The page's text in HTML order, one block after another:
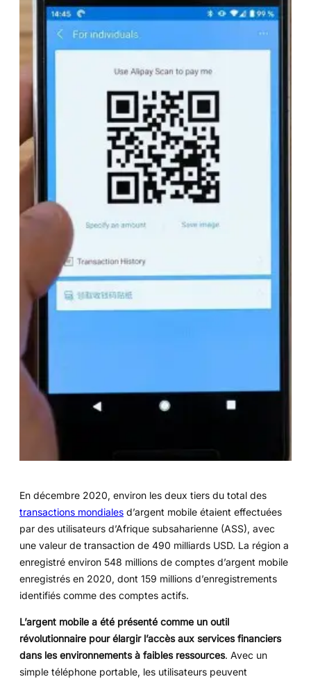
En décembre 2020, environ les deux tiers du total des
transactions mondiales d’argent mobile étaient effectuées
par des utilisateurs d’Afrique subsaharienne (ASS), avec
une valeur de transaction de 490 milliards USD. La région a
enregistré environ 548 millions de comptes d’argent mobile
enregistrés en 2020, dont 159 millions d’enregistrements
identifiés comme des comptes actifs.
L’argent mobile a été présenté comme un outil
révolutionnaire pour élargir l’accès aux services financiers
dans les environnements à faibles ressources. Avec un
simple téléphone portable, les utilisateurs peuvent